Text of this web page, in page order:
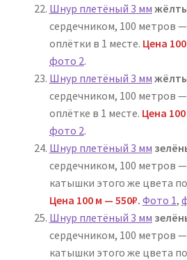
Шнур плетёный 3 мм
сердечником, 100 метров
оплётки в 1 месте. Цена
фото 2.
Шнур плетёный 3 мм
сердечником, 100 метров —
оплётке в 1 месте. Цена
фото 2.
Шнур плетёный 3 мм
сердечником, 100 метров
катышки этого же цвета
Цена 100 м — 550₽. Фото 1,
Шнур плетёный 3 мм
сердечником, 100 метров
катышки этого же цвета